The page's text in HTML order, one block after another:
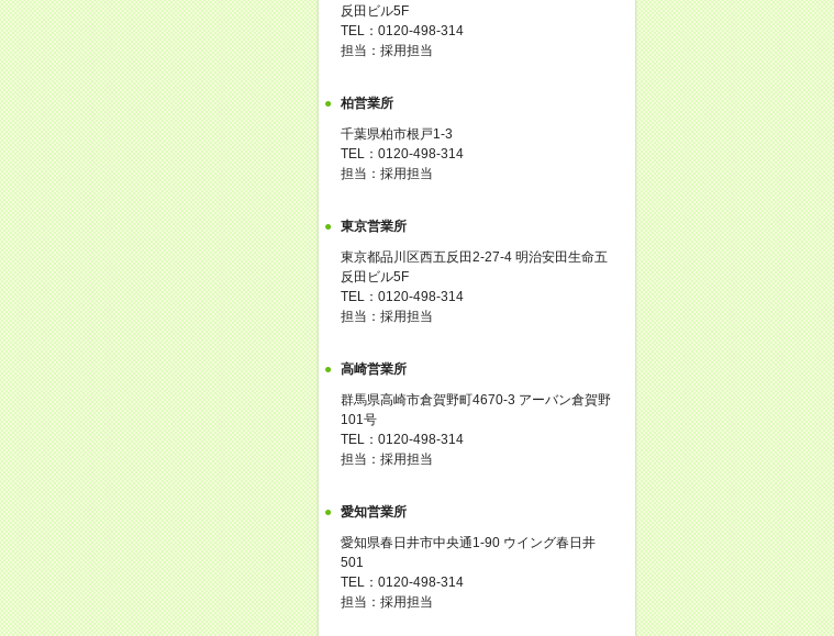
反田ビル5F
TEL：0120-498-314
担当：採用担当
柏営業所
千葉県柏市根戸1-3
TEL：0120-498-314
担当：採用担当
東京営業所
東京都品川区西五反田2-27-4 明治安田生命五
反田ビル5F
TEL：0120-498-314
担当：採用担当
高崎営業所
群馬県高崎市倉賀野町4670-3 アーバン倉賀野
101号
TEL：0120-498-314
担当：採用担当
愛知営業所
愛知県春日井市中央通1-90 ウイング春日井
501
TEL：0120-498-314
担当：採用担当